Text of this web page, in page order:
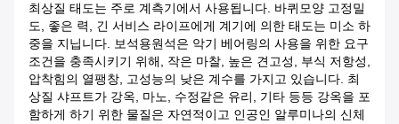
최상질 태도는 주로 계측기에서 사용됩니다. 바퀴모양 고정밀
도, 좋은 력, 긴 서비스 라이프에게 계기에 의한 태도는 미소 하
중을 지닙니다. 보석용원석은 악기 베어링의 사용을 위한 요구
조건을 충족시키기 위해, 작은 마찰, 높은 견고성, 부식 저항성,
압착힘의 열팽창, 고성능의 낮은 계수를 가지고 있습니다. 최
상질 샤프트가 강옥, 마노, 수정같은 유리, 기타 등등 강옥을 포
함하게 하기 위한 물질은 자연적이고 인공인 알루미나의 신체